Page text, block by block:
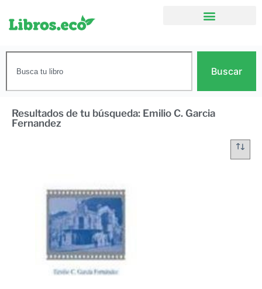
Buscar
Resultados de tu búsqueda: Emilio C. Garcia
Fernandez